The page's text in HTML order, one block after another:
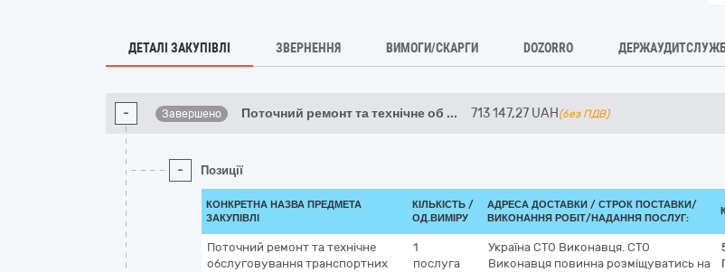
ДЕТАЛІ ЗАКУПІВЛІ ЗВЕРНЕННЯ ВИМОГИ/СКАРГИ DOZORRO
- Завершено Поточний ремонт та технічне об ... 713 147,27 UAH (без ПДВ)
- Позиції
КОНКРЕТНА НАЗВА ПРЕДМЕТА
ЗАКУПІВЛІ
КІЛЬКІСТЬ /
ОД.ВИМІРУ
АДРЕСА ДОСТАВКИ / СТРОК ПОСТАВКИ/
ВИКОНАННЯ РОБІТ/НАДАННЯ ПОСЛУГ:
Поточний ремонт та технічне
обслуговування транспортних
1
послуга
Україна СТО Виконавця. СТО
Виконавця повинна розміщуватись на